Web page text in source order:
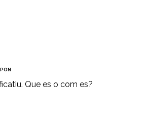
Que es o com es?